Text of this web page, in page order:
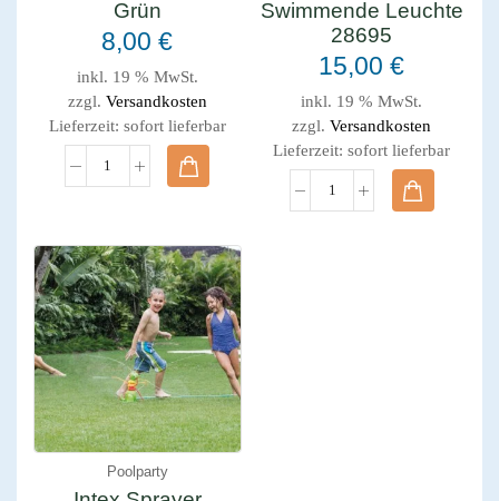
Grün
8,00€
inkl. 19 % MwSt.
zzgl. Versandkosten
Lieferzeit: sofort lieferbar
Swimmende Leuchte
28695
15,00€
inkl. 19 % MwSt.
zzgl.Versandkosten
Lieferzeit:sofort lieferbar
Poolparty